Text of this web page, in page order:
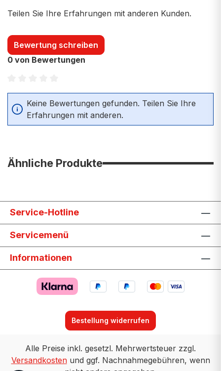
Teilen Sie Ihre Erfahrungen mit anderen Kunden.
Bewertung schreiben
0 von Bewertungen
Durchschnittliche Bewertung von 0 von 5 Sternen
Keine Bewertungen gefunden. Teilen Sie Ihre
Erfahrungen mit anderen.
Ähnliche Produkte
Service-Hotline
Servicemenü
Informationen
Bestellung widerrufen
Alle Preise inkl. gesetzl. Mehrwertsteuer zzgl.
Versandkostenund ggf. Nachnahmegebühren, wenn